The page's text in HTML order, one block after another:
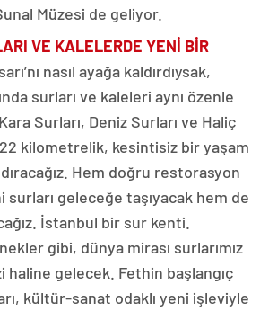
Müzesi de geliyor.
VE KALELERDE YENİ BİR
nasıl ayağa kaldırdıysak,
surları ve kaleleri aynı özenle
Surları, Deniz Surları ve Haliç
22 kilometrelik, kesintisiz bir yaşam
Hem doğru restorasyon
geleceğe taşıyacak hem de
İstanbul bir sur kenti.
gibi, dünya mirası surlarımız
haline gelecek. Fethin başlangıç
kültür-sanat odaklı yeni işleviyle